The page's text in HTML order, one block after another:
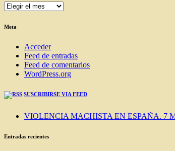
ENTRADAS
BLOG
Meta
Acceder
Feed de entradas
Feed de comentarios
WordPress.org
SUSCRIBIRSE VIA FEED
VIOLENCIA MACHISTA EN ESPAÑA. 7
Entradas recientes